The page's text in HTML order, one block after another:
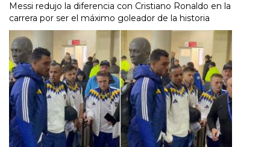
Messi redujo la diferencia con Cristiano Ronaldo en la
carrera por ser el máximo goleador de la historia